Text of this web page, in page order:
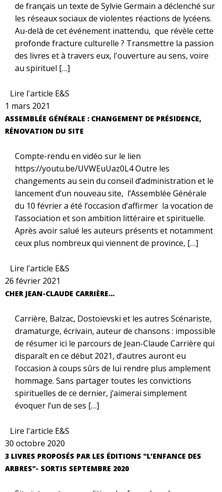
de français un texte de Sylvie Germain a déclenché sur
les réseaux sociaux de violentes réactions de lycéens.
Au-delà de cet événement inattendu, que révèle cette
profonde fracture culturelle ? Transmettre la passion
des livres et à travers eux, l'ouverture au sens, voire
au spirituel […]
Lire l'article E&S
1 mars 2021
ASSEMBLÉE GÉNÉRALE : CHANGEMENT DE PRÉSIDENCE,
RÉNOVATION DU SITE
Compte-rendu en vidéo sur le lien
https://youtu.be/UVWEuUaz0L4 Outre les
changements au sein du conseil d’administration et le
lancement d’un nouveau site, l’Assemblée Générale
du 10 février a été l’occasion d’affirmer la vocation de
l’association et son ambition littéraire et spirituelle.
Après avoir salué les auteurs présents et notamment
ceux plus nombreux qui viennent de province, […]
Lire l'article E&S
26 février 2021
CHER JEAN-CLAUDE CARRIÈRE…
Carrière, Balzac, Dostoïevski et les autres Scénariste,
dramaturge, écrivain, auteur de chansons : impossible
de résumer ici le parcours de Jean-Claude Carrière qui
disparaît en ce début 2021, d’autres auront eu
l’occasion à coups sûrs de lui rendre plus amplement
hommage. Sans partager toutes les convictions
spirituelles de ce dernier, j’aimerai simplement
évoquer l’un de ses […]
Lire l'article E&S
30 octobre 2020
3 LIVRES PROPOSÉS PAR LES ÉDITIONS "L’ENFANCE DES
ARBRES"- SORTIS SEPTEMBRE 2020